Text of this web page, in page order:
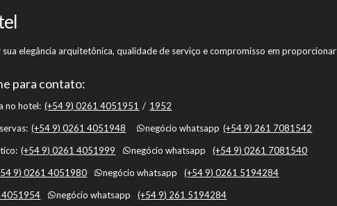
elegância arquitetônica, qualidade de serviço e compromisso em proporcionar
para contato:
no hotel: (+54 9) 0261 4051951 / 1952
(+54 9) 0261 4051948 negócio whatsapp (+54 9) 261 7081542
(+54 9) 0261 4051999 negócio whatsapp
(+54 9) 0261 7081540
9) 0261 4051980 negócio whatsapp
(+54 9) 0261 5194284
4051954 negócio whatsapp
(+54 9) 261 5194284